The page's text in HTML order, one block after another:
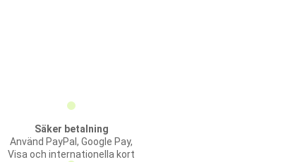
Säker betalning
Använd PayPal, Google Pay,
Visa och internationella kort